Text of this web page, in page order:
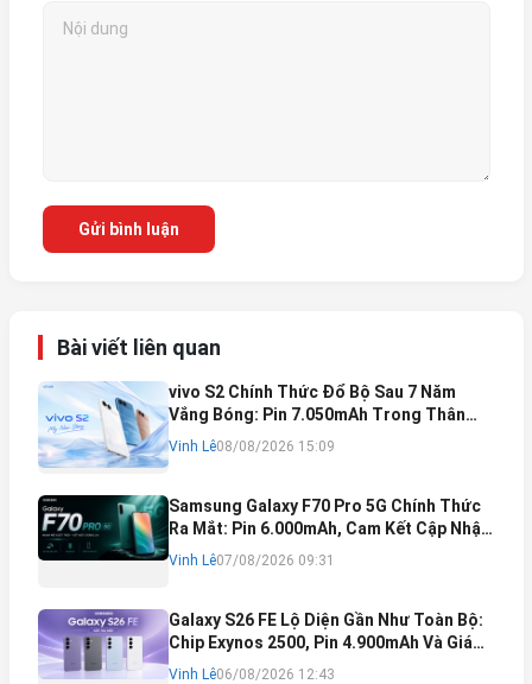
Gửi bình luận
Bài viết liên quan
vivo S2 Chính Thức Đổ Bộ Sau 7 Năm
Vắng Bóng: Pin 7.050mAh Trong Thân
Máy Mỏng Nhẹ Khó Tin
Vinh Lê08/08/2026 15:09
Samsung Galaxy F70 Pro 5G Chính Thức
Ra Mắt: Pin 6.000mAh, Cam Kết Cập Nhật
Phần Mềm 6 Năm
Vinh Lê07/08/2026 09:31
Galaxy S26 FE Lộ Diện Gần Như Toàn Bộ:
Chip Exynos 2500, Pin 4.900mAh Và Giá
Bán Dự Kiến
Vinh Lê06/08/2026 12:43